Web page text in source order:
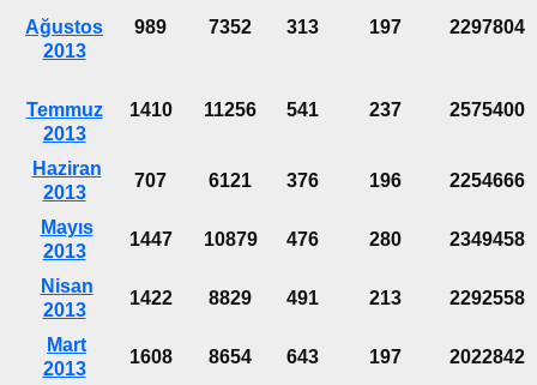
Ağustos
2013
989 7352 313 197 2297804
Temmuz
2013
1410 11256 541 237 2575400
Haziran
2013
707 6121 376 196 2254666
Mayıs
2013
1447 10879 476 280 2349458
Nisan
2013
1422 8829 491 213 2292558
Mart
2013
1608 8654 643 197 2022842